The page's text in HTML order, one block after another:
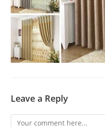
Leave a Reply
Comment